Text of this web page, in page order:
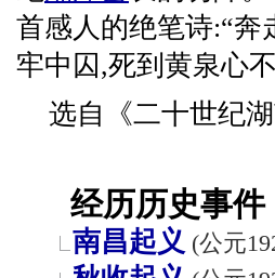
首感人的绝笔诗:“
牢中囚,死到黄泉心
选自《二十世纪湖
经历历史事件
南昌起义 (公元